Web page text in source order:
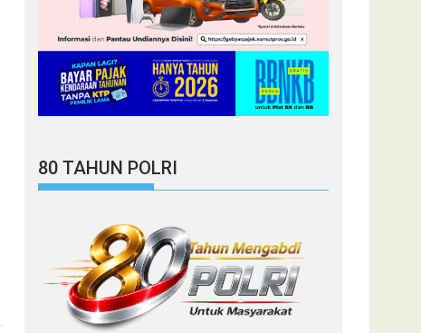
80 TAHUN POLRI